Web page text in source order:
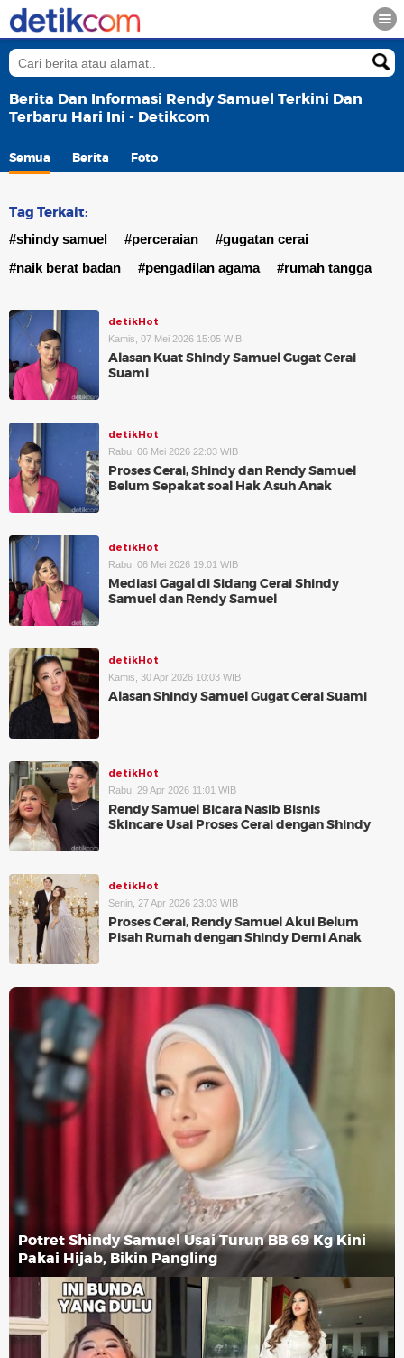
Berita Dan Informasi Rendy Samuel Terkini Dan
Terbaru Hari Ini - Detikcom
Semua Berita Foto
Tag Terkait:
#shindy samuel #perceraian
#gugatan cerai
#naik berat badan
#pengadilan agama #rumah tangga
detikHot
Kamis, 07 Mei 2026 15:05 WIB
Alasan Kuat Shindy Samuel Gugat Cerai
Suami
detikHot
Rabu, 06 Mei 2026 22:03 WIB
Proses Cerai, Shindy dan Rendy Samuel
Belum Sepakat soal Hak Asuh Anak
detikHot
Rabu, 06 Mei 2026 19:01 WIB
Mediasi Gagal di Sidang Cerai Shindy
Samuel dan Rendy Samuel
detikHot
Kamis, 30 Apr 2026 10:03 WIB
Alasan Shindy Samuel Gugat Cerai Suami
detikHot
Rabu, 29 Apr 2026 11:01 WIB
Rendy Samuel Bicara Nasib Bisnis
Skincare Usai Proses Cerai dengan Shindy
detikHot
Senin, 27 Apr 2026 23:03 WIB
Proses Cerai, Rendy Samuel Akui Belum
Pisah Rumah dengan Shindy Demi Anak
Potret Shindy Samuel Usai Turun BB 69 Kg Kini
Pakai Hijab, Bikin Pangling